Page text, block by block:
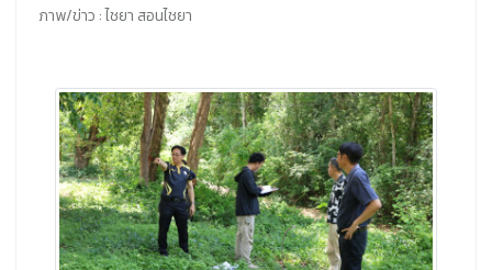
ภาพ/ข่าว : ไชยา สอนไชยา